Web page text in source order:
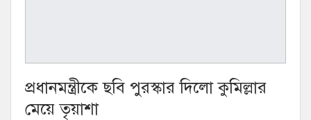
প্রধানমন্ত্রীকে ছবি পুরস্কার দিলো কুমিল্লার
মেয়ে তৃয়াশা